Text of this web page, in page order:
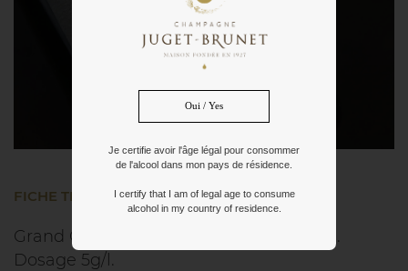
FICHE TECHNIQUE
Grand Cru, 100% Chardonnay, Peu dosé.
Dosage 5g/l.
Oui / Yes
Je certifie avoir l'âge légal pour consommer
de l'alcool dans mon pays de résidence.
I certify that I am of legal age to consume
alcohol in my country of residence.